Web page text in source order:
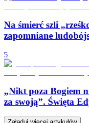
Na śmierć szli
zapomniane
5
„Nikt poza Bogiem
za swoją”. Święta